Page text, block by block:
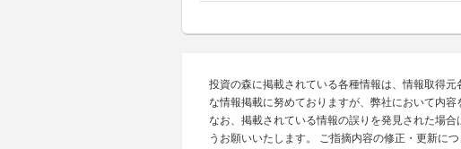
投資の森に掲載されている各種情報は、情報取得
な情報掲載に努めておりますが、弊社において内容
なお、掲載されている情報の誤りを発見された場
うお願いいたします。 ご指摘内容の修正・更新に